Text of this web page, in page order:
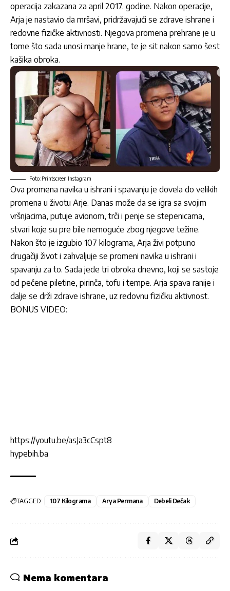
operacija zakazana za april 2017. godine. Nakon operacije,
Arja je nastavio da mršavi, pridržavajući se zdrave ishrane i
redovne fizičke aktivnosti. Njegova promena prehrane je u
tome što sada unosi manje hrane, te je sit nakon samo šest
kašika obroka.
Foto: Printscreen Instagram
Ova promena navika u ishrani i spavanju je dovela do velikih
promena u životu Arje. Danas može da se igra sa svojim
vršnjacima, putuje avionom, trči i penje se stepenicama,
stvari koje su pre bile nemoguće zbog njegove težine.
Nakon što je izgubio 107 kilograma, Arja živi potpuno
drugačiji život i zahvaljuje se promeni navika u ishrani i
spavanju za to. Sada jede tri obroka dnevno, koji se sastoje
od pečene piletine, pirinča, tofu i tempe. Arja spava ranije i
dalje se drži zdrave ishrane, uz redovnu fizičku aktivnost.
BONUS VIDEO:
https://youtu.be/asJa3cCspt8
hypebih.ba
TAGGED: 107 Kilograma Arya Permana Debeli Dečak
Nema komentara